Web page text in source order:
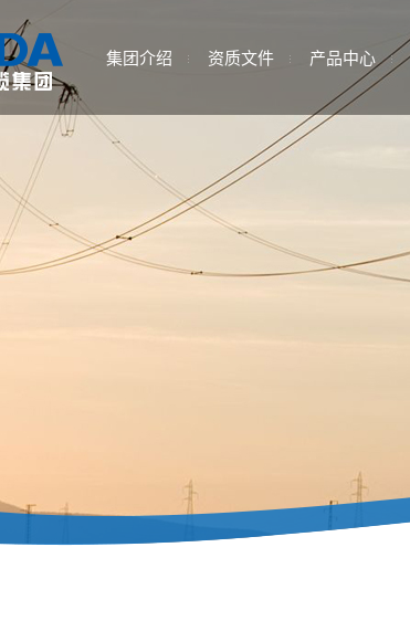
集团介绍 资质文件 产品中心